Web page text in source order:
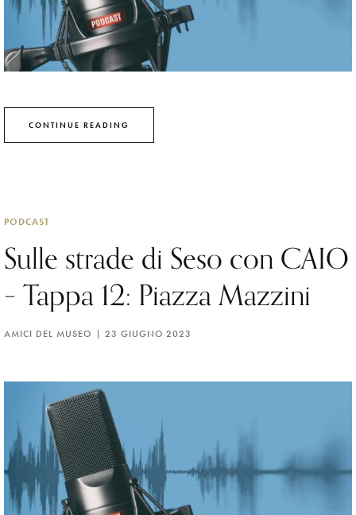
CONTINUE READING
PODCAST
Sulle strade di Seso con CAIO
– Tappa 12: Piazza Mazzini
AMICI DEL MUSEO 23 GIUGNO 2023